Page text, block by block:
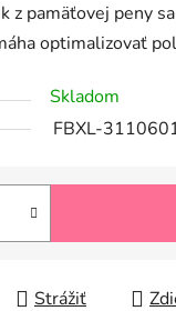
z pamäťovej peny
optimalizovať
Skladom
FBXL-
Strážiť